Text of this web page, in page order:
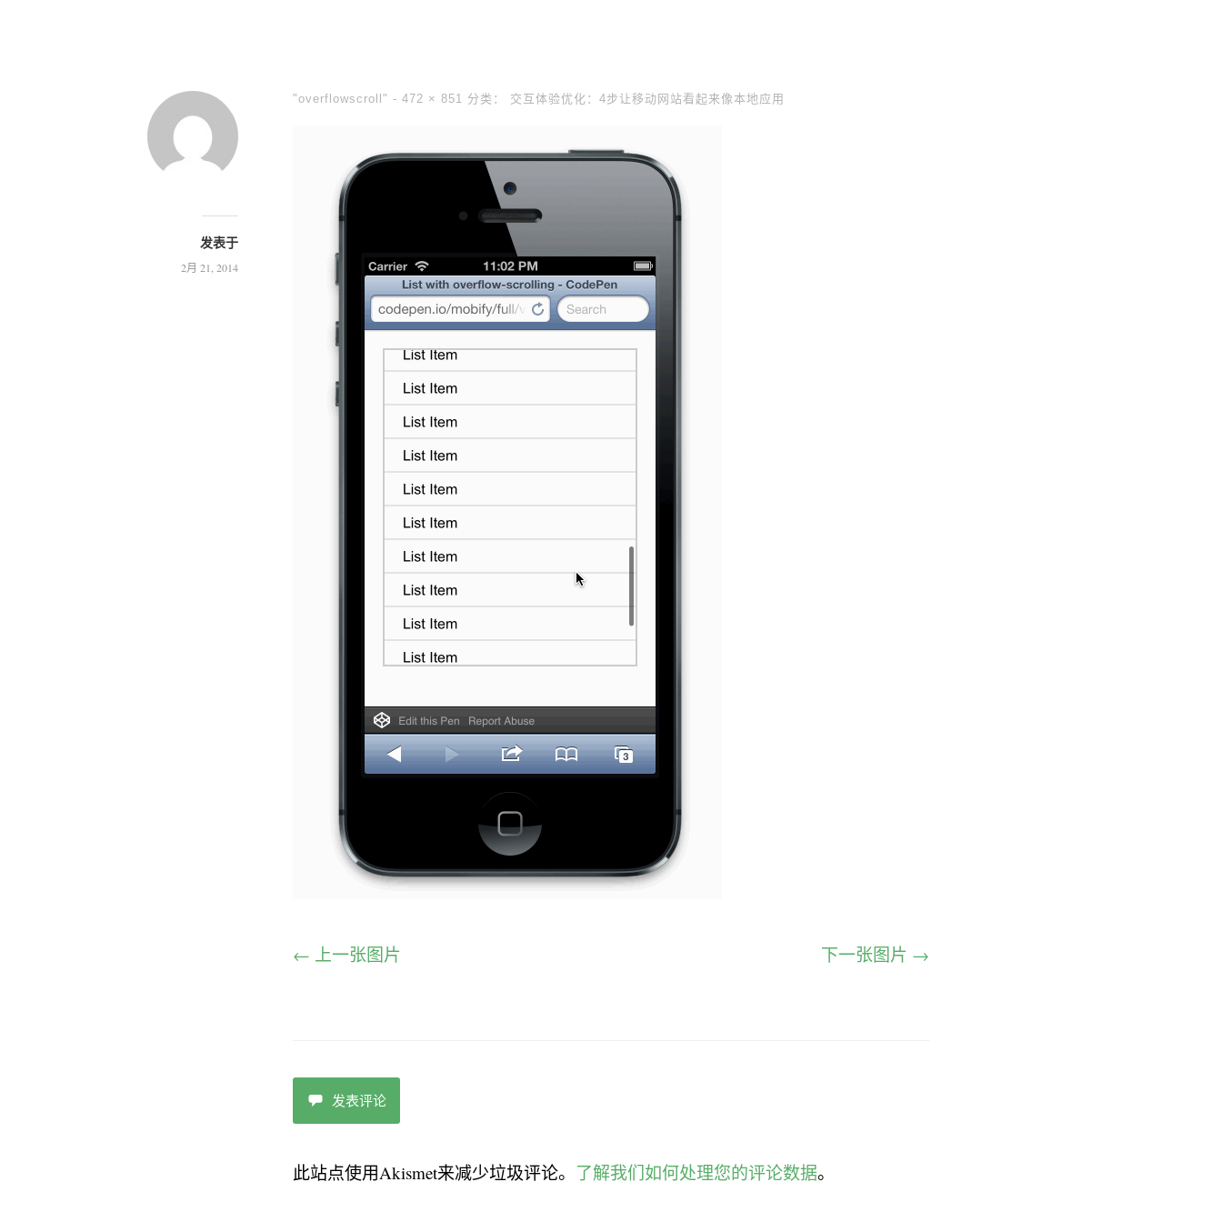
发表于
2月 21, 2014
"overflowscroll" - 472 × 851 分类： 交互体验优化：4步让移动网站看起来像本地应用
← 上一张图片 下一张图片 →
发表评论
此站点使用Akismet来减少垃圾评论。 了解我们如何处理您的评论数据。